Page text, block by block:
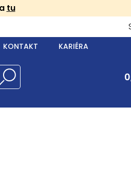
tu
KONTAKT KARIÉRA